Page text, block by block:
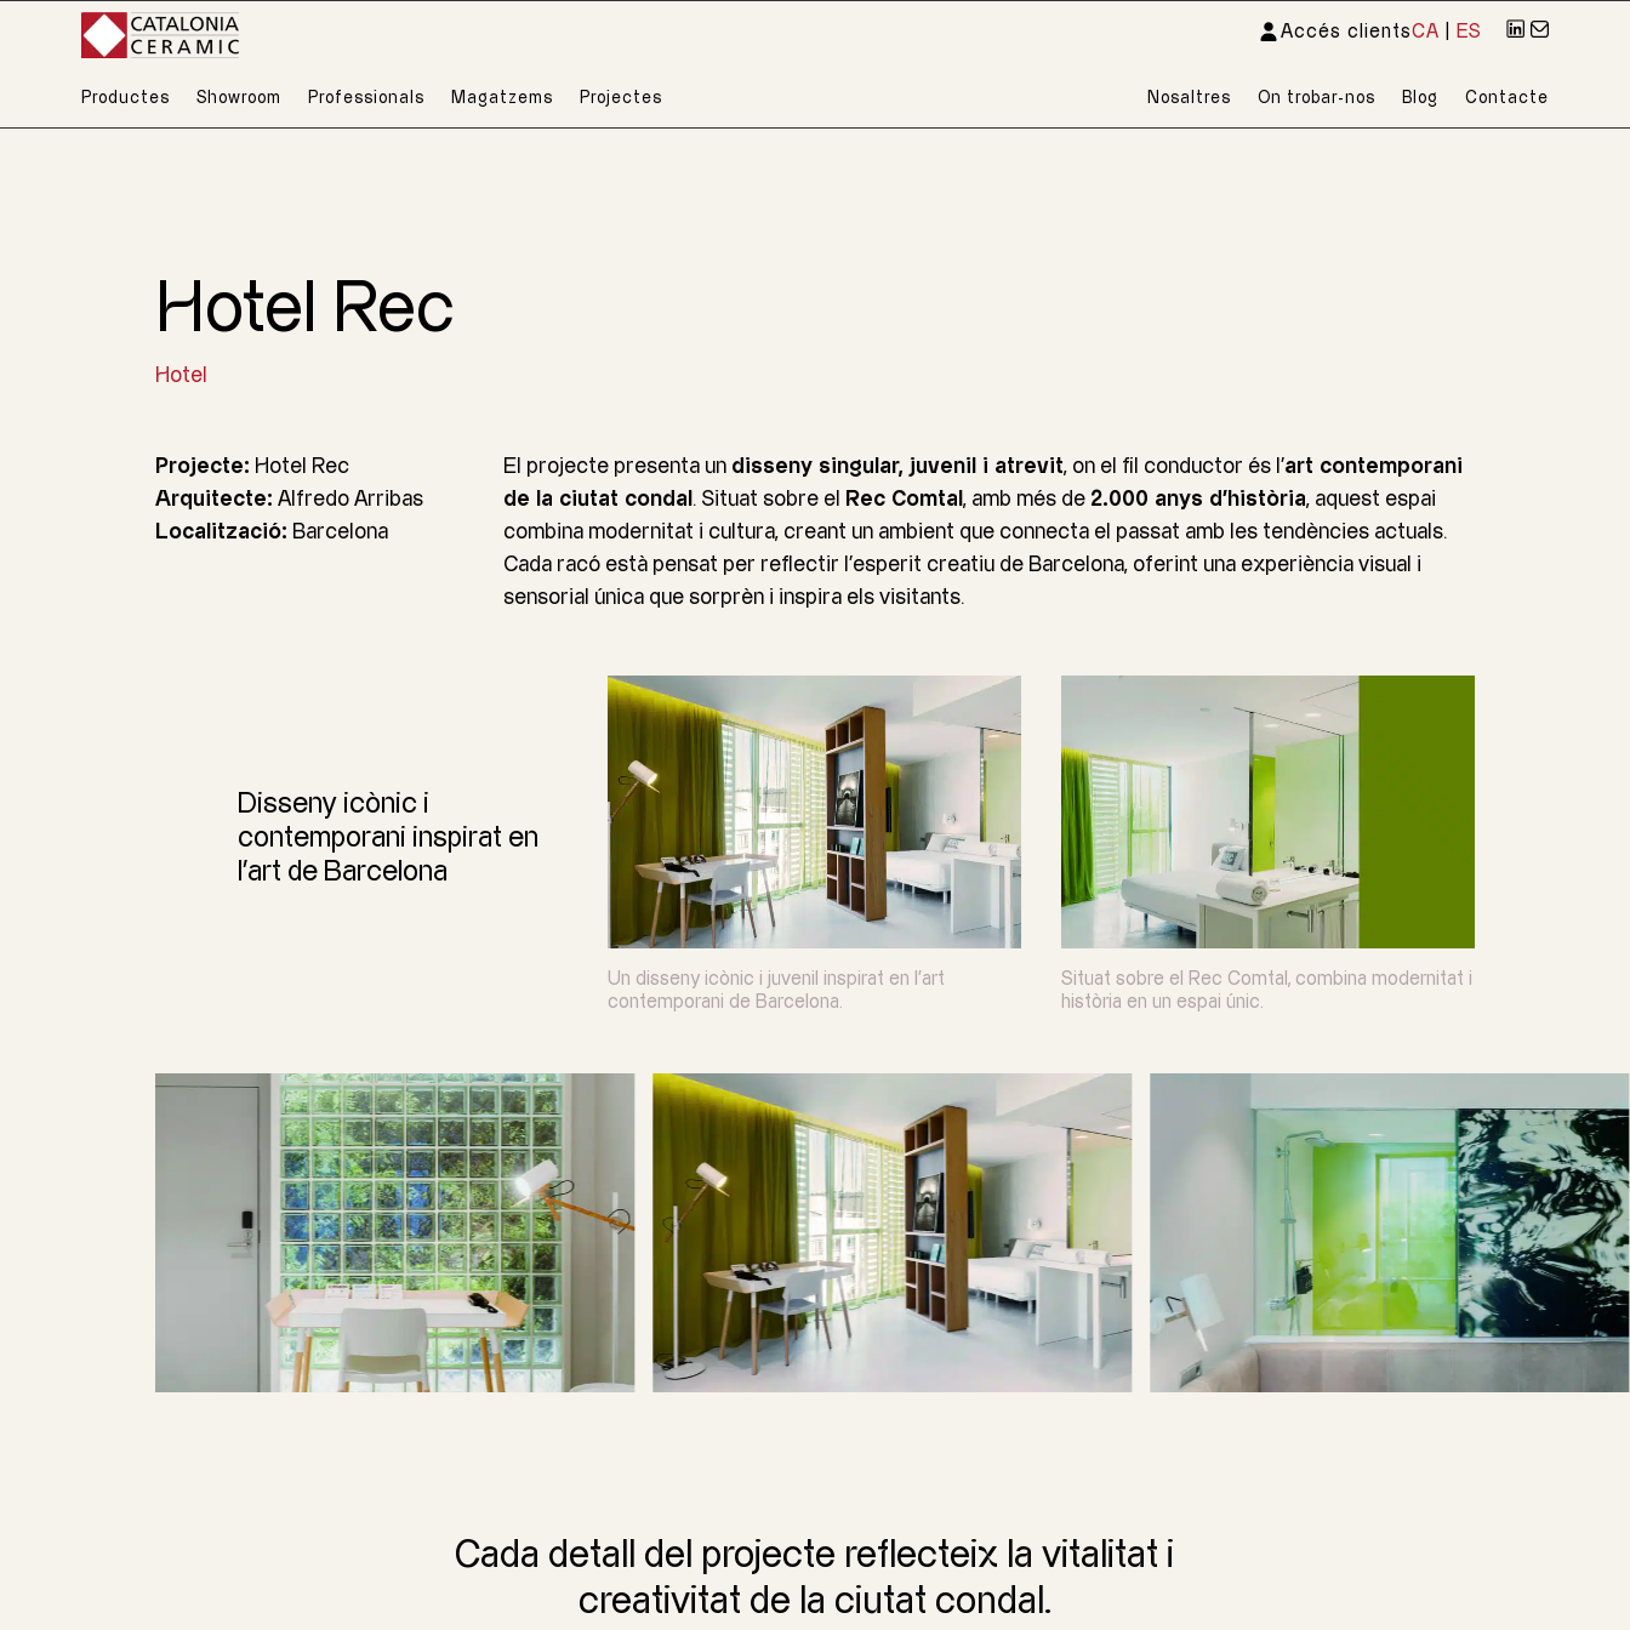
Accés clientsCA ES
Productes Showroom Professionals Magatzems Projectes Nosaltres On trobar-nos Blog Contacte
Hotel Rec
Hotel
Projecte: Hotel Rec
Arquitecte: Alfredo Arribas
Localització: Barcelona
El projecte presenta un disseny singular, juvenil i atrevit, on el fil conductor és l’art contemporani
de la ciutat condal . Situat sobre el Rec Comtal , amb més de 2.000 anys d’història, aquest espai
combina modernitat i cultura, creant un ambient que connecta el passat amb les tendències actuals.
Cada racó està pensat per reflectir l’esperit creatiu de Barcelona, oferint una experiència visual i
sensorial única que sorprèn i inspira els visitants.
Disseny icònic i
contemporani inspirat en
l’art de Barcelona
Un disseny icònic i juvenil inspirat en l’art
contemporani de Barcelona.
Situat sobre el Rec Comtal, combina modernitat i
història en un espai únic.
Cada detall del projecte reflecteix la vitalitat i
creativitat de la ciutat condal.